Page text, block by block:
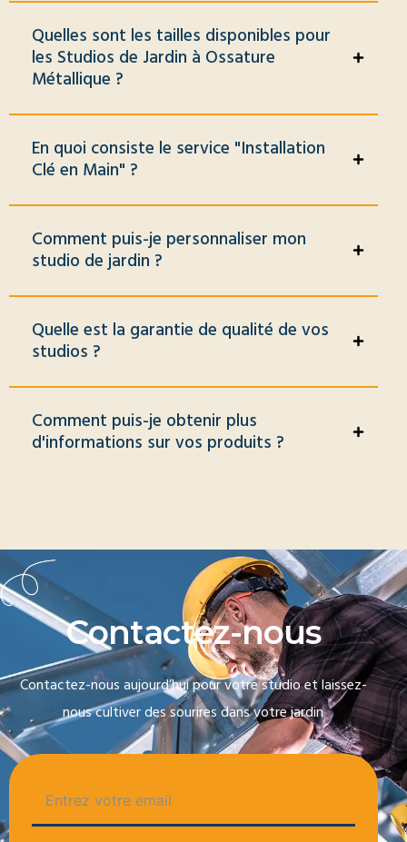
Quelles sont les tailles disponibles pour
les Studios de Jardin à Ossature
Métallique ?
En quoi consiste le service "Installation
Clé en Main" ?
Comment puis-je personnaliser mon
studio de jardin ?
Quelle est la garantie de qualité de vos
studios ?
Comment puis-je obtenir plus
d'informations sur vos produits ?
Contactez-nous
Contactez-nous aujourd’hui pour votre studio et laissez-
nous cultiver des sourires dans votre jardin